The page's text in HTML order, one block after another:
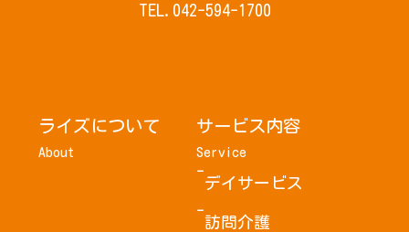
TEL.042-594-1700
ライズについて
About
サービス内容
Service
デイサービス
訪問介護